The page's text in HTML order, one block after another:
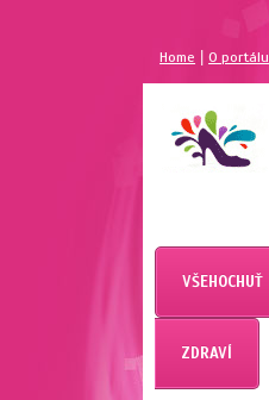
Home |O portálu
VŠEHOCHUŤ
ZDRAVÍ